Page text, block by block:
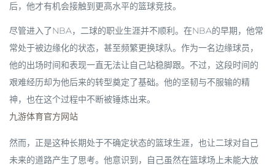
后，他才有机会接触到更高水平的篮球竞技。
尽管进入了NBA，二球的职业生涯并不顺利。在NBA的早期，他常
常处于被边缘化的状态，甚至频繁更换球队。作为一名边缘球员，
他的出场时间和表现一直无法让自己站稳脚跟。不过，这段时间的
艰难经历却为他后来的转型奠定了基础。他的坚韧与不服输的精
神，也在这个过程中不断被锤炼出来。
九游体育官方网站
然而，正是这种长期处于不确定状态的篮球生涯，也让二球对自己
未来的道路产生了思考。他意识到，自己虽然在篮球场上未能大放